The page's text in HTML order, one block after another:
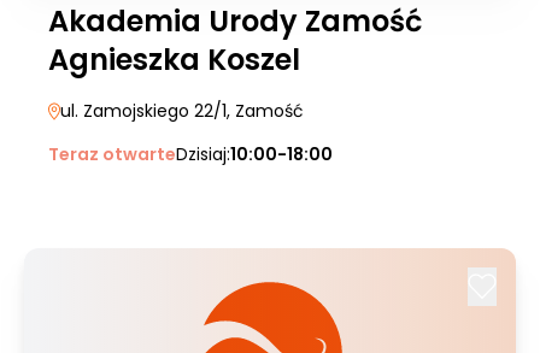
Akademia Urody Zamość
Agnieszka Koszel
ul. Zamojskiego 22/1, Zamość
Teraz otwarteDzisiaj:10:00-18:00